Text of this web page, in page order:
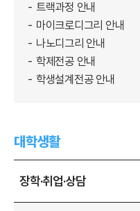
트랙과정 안내
마이크로디그리 안내
나노디그리 안내
학제전공 안내
학생설계전공 안내
대학생활
장학·취업·상담